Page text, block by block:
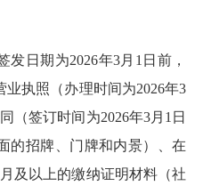
日期为2026年3月1日前，
业执照（办理时间为2026年3
（签订时间为2026年3月1日
的招牌、门牌和内景）、在
及以上的缴纳证明材料（社